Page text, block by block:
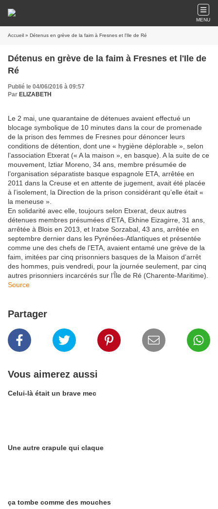
MENU
Accueil » Détenus en grève de la faim à Fresnes et l'Ile de Ré
Détenus en grève de la faim à Fresnes et l'Ile de
Ré
Publié le 04/06/2016 à 09:57
Par ELIZABETH
Le 2 mai, une quarantaine de détenues avaient effectué un
blocage symbolique de 10 minutes dans la cour de promenade
de la prison des femmes de Fresnes pour dénoncer leurs
conditions de détention, dont une « hygiène déplorable », selon
l’association Etxerat (« A la maison », en basque). A la suite de ce
mouvement, Iztiar Moreno, 34 ans, membre présumée de
l’organisation séparatiste basque espagnole ETA, arrêtée en
2011 dans la Creuse et en attente de jugement, avait été placée
à l’isolement, la Direction de la prison considérant qu’elle était «
la meneuse ».
En solidarité avec elle, toujours selon Etxerat, deux autres
détenues membres présumées d’ETA, Ekhine Eizagirre, 31 ans,
arrêtée à Blois en 2013, et Iratxe Sorzabal, 43 ans, arrêtée en
septembre dernier dans les Pyrénées-Atlantiques et présentée
comme une des chefs de l’ETA, avaient entamé une grève de la
faim, imitées par cinq prisonniers basques de la Maison d’arrêt
des hommes, puis vendredi, pour la journée seulement, par cinq
autres prisonniers incarcérés sur l’Île de Ré (Charente-Maritime).
Source
Partager
Vous aimerez aussi
Celui-là était un brave mec
Une autre crapule qui claque
ça tombe comme des mouches